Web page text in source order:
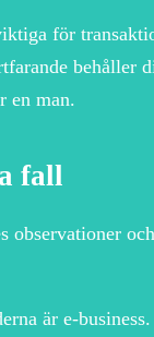
för
behåller
en man.
fall
är e-